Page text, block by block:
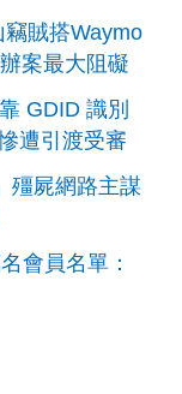
賊搭Waymo
案最大阻礙
GDID 識別
遭引渡受審
殭屍網路主謀
會員名單：